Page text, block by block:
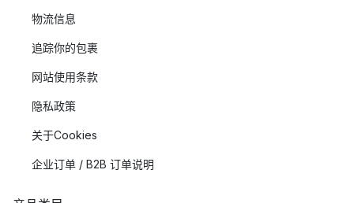
物流信息
追踪你的包裹
网站使用条款
隐私政策
关于Cookies
企业订单 / B2B 订单说明